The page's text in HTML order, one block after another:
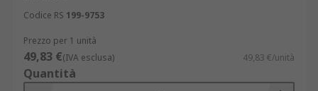
Codice RS 199-9753
Prezzo per 1 unità
49,83 €(IVA esclusa) 49,83 €/unità
Quantità